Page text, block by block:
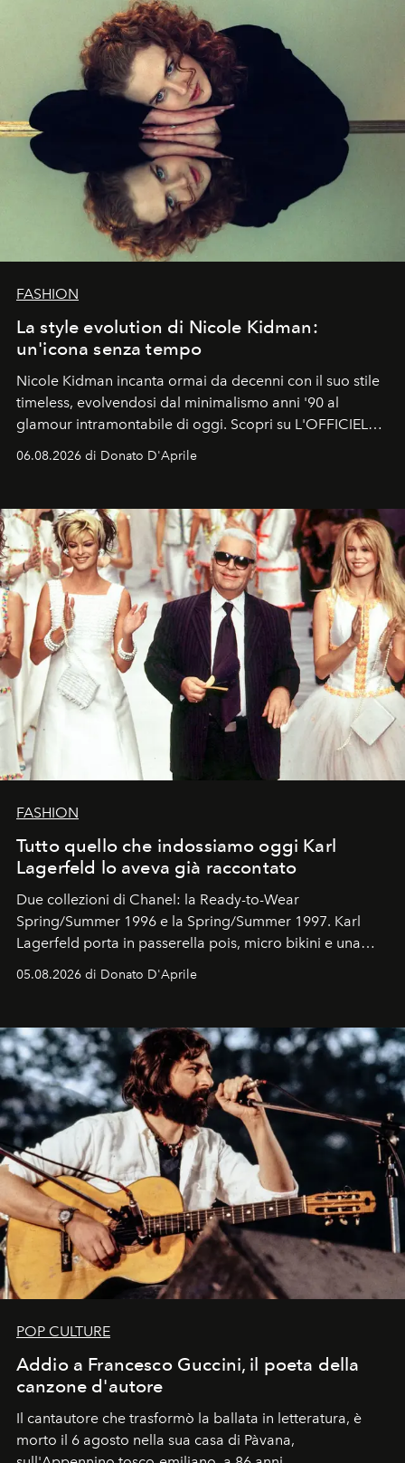
FASHION
La style evolution di Nicole Kidman:
un'icona senza tempo
Nicole Kidman incanta ormai da decenni con il suo stile
timeless, evolvendosi dal minimalismo anni '90 al
glamour intramontabile di oggi. Scopri su L'OFFICIEL
Italia la sua style evolution.
06.08.2026 di Donato D'Aprile
FASHION
Tutto quello che indossiamo oggi Karl
Lagerfeld lo aveva già raccontato
Due collezioni di Chanel: la Ready-to-Wear
Spring/Summer 1996 e la Spring/Summer 1997. Karl
Lagerfeld porta in passerella pois, micro bikini e una
logomania pensata per la spiaggia
Kate, Claudia e Carla una dietro l'altra. Trent'anni dopo,
uno dei documenti più contemporanei che abbiamo.
05.08.2026 di Donato D'Aprile
POP CULTURE
Addio a Francesco Guccini, il poeta della
canzone d'autore
Il cantautore che trasformò la ballata in letteratura, è
morto il 6 agosto nella sua casa di Pàvana,